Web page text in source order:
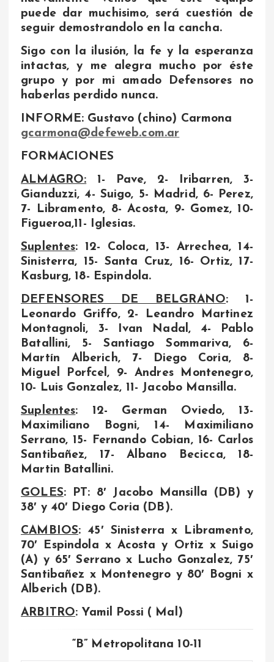
puede dar muchisimo, será cuestión de
seguir demostrandolo en la cancha.
Sigo con la ilusión, la fe y la esperanza
intactas, y me alegra mucho por éste
grupo y por mi amado Defensores no
haberlas perdido nunca.
INFORME: Gustavo (chino) Carmona
gcarmona@defeweb.com.ar
FORMACIONES
ALMAGRO: 1- Pave, 2- Iribarren, 3-
Gianduzzi, 4- Suigo, 5- Madrid, 6- Perez,
7- Libramento, 8- Acosta, 9- Gomez, 10-
Figueroa,11- Iglesias.
Suplentes: 12- Coloca, 13- Arrechea, 14-
Sinisterra, 15- Santa Cruz, 16- Ortiz, 17-
Kasburg, 18- Espindola.
DEFENSORES DE BELGRANO: 1-
Leonardo Griffo, 2- Leandro Martinez
Montagnoli, 3- Ivan Nadal, 4- Pablo
Batallini, 5- Santiago Sommariva, 6-
Martín Alberich, 7- Diego Coria, 8-
Miguel Porfcel, 9- Andres Montenegro,
10- Luis Gonzalez, 11- Jacobo Mansilla.
Suplentes: 12- German Oviedo, 13-
Maximiliano Bogni, 14- Maximiliano
Serrano, 15- Fernando Cobian, 16- Carlos
Santibañez, 17- Albano Becicca, 18-
Martin Batallini.
GOLES: PT: 8′ Jacobo Mansilla (DB) y
38′ y 40′ Diego Coria (DB).
CAMBIOS: 45′ Sinisterra x Libramento,
70′ Espindola x Acosta y Ortiz x Suigo
(A) y 65′ Serrano x Lucho Gonzalez, 75′
Santibañez x Montenegro y 80′ Bogni x
Alberich (DB).
ARBITRO: Yamil Possi ( Mal)
“B” Metropolitana 10-11